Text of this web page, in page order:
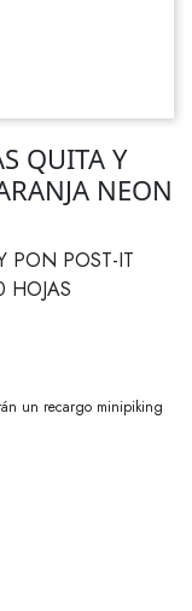
QUITA Y
NEON
PON POST-IT
HOJAS
un recargo minipiking